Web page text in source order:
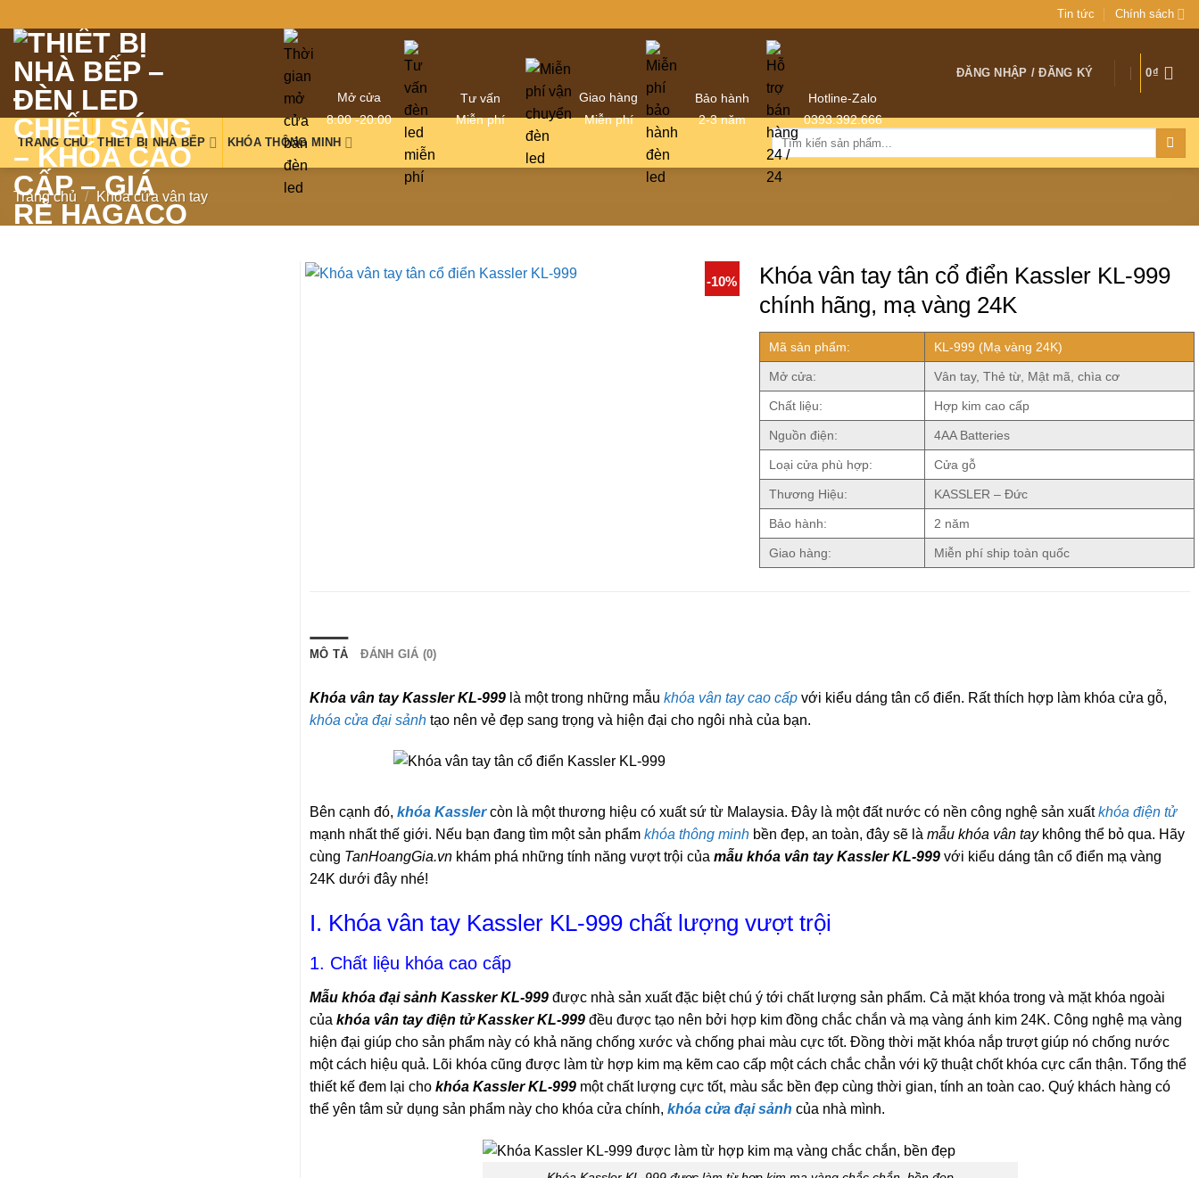
Tin tức Chính sách
Mở cửa
8:00 -20:00
Tư vấn
Miễn phí
Giao hàng
Miễn phí
Bảo hành
2-3 năm
Hotline-Zalo
0393.392.666
ĐĂNG NHẬP / ĐĂNG KÝ 0₫
TRANG CHỦ THIẾT BỊ NHÀ BẾP KHÓA THÔNG MINH
Tìm
kiếm:
Trang chủ / Khóa cửa vân tay
-10%
Khóa vân tay tân cổ điển Kassler KL-999
chính hãng, mạ vàng 24K
Mã sản phẩm: KL-999 (Mạ vàng 24K)
Mở cửa: Vân tay, Thẻ từ, Mật mã, chìa cơ
Chất liệu: Hợp kim cao cấp
Nguồn điện: 4AA Batteries
Loại cửa phù hợp: Cửa gỗ
Thương Hiệu: KASSLER – Đức
Bảo hành: 2 năm
Giao hàng: Miễn phí ship toàn quốc
MÔ TẢ ĐÁNH GIÁ (0)
Khóa vân tay Kassler KL-999 là một trong những mẫu khóa vân tay cao cấp với kiểu dáng tân cổ điển. Rất thích hợp làm khóa cửa gỗ,
khóa cửa đại sảnh tạo nên vẻ đẹp sang trọng và hiện đại cho ngôi nhà của bạn.
Bên cạnh đó, khóa Kasslercòn là một thương hiệu có xuất sứ từ Malaysia. Đây là một đất nước có nền công nghệ sản xuấtkhóa điện tử
mạnh nhất thế giới. Nếu bạn đang tìm một sản phẩm khóa thông minh bền đẹp, an toàn, đây sẽ là mẫu khóa vân taykhông thể bỏ qua. Hãy
cùng TanHoangGia.vn khám phá những tính năng vượt trội của mẫu khóa vân tay Kassler KL-999 với kiểu dáng tân cổ điển mạ vàng
24K dưới đây nhé!
I. Khóa vân tay Kassler KL-999 chất lượng vượt trội
1. Chất liệu khóa cao cấp
Mẫu khóa đại sảnh Kassker KL-999 được nhà sản xuất đặc biệt chú ý tới chất lượng sản phẩm. Cả mặt khóa trong và mặt khóa ngoài
của khóa vân tay điện tử Kassker KL-999 đều được tạo nên bởi hợp kim đồng chắc chắn và mạ vàng ánh kim 24K. Công nghệ mạ vàng
hiện đại giúp cho sản phẩm này có khả năng chống xước và chống phai màu cực tốt. Đồng thời mặt khóa nắp trượt giúp nó chống nước
một cách hiệu quả. Lõi khóa cũng được làm từ hợp kim mạ kẽm cao cấp một cách chắc chẳn với kỹ thuật chốt khóa cực cẩn thận. Tổng thể
thiết kế đem lại cho khóa Kassler KL-999 một chất lượng cực tốt, màu sắc bền đẹp cùng thời gian, tính an toàn cao. Quý khách hàng có
thể yên tâm sử dụng sản phẩm này cho khóa cửa chính, khóa cửa đại sảnh của nhà mình.